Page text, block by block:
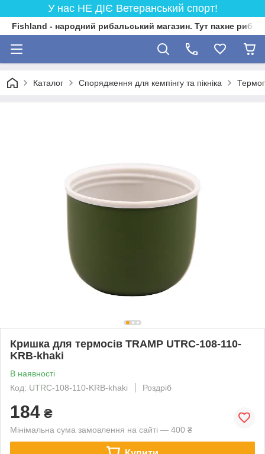
У нас НЕ ДІЄ Ветеранський спорт!
Fishland - народний рибальський магазин. Тут пахне
Каталог Спорядження для кемпінгу та пікніка
Кришка для термосів TRAMP UTRC-108-110-
KRB-khaki
В наявності
Код: UTRC-108-110-KRB-khaki
Роздріб
184 ₴
Мінімальна сума замовлення на сайті — 400 ₴